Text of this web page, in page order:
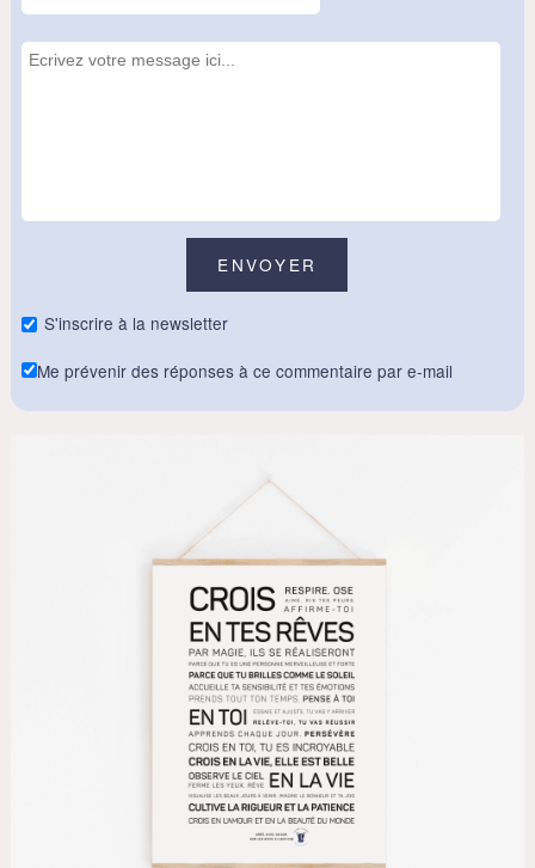
S'inscrire à la newsletter
Me prévenir des réponses à ce commentaire par e-mail